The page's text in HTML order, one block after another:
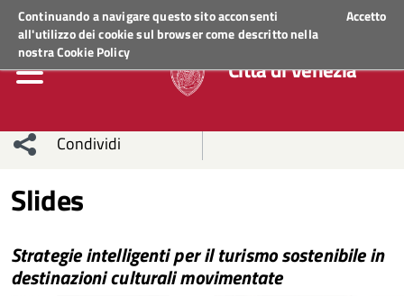
Continuando a navigare questo sito acconsenti
all'utilizzo dei cookie sul browser come descritto nella
nostraCookie Policy
Accetto
Regione Veneto ACCEDI AI SERVIZI
Città di Venezia
Condividi
network
Condividi
Facebook
su
Condividi
Slides
Strategie intelligenti per il turismo sostenibile in
destinazioni culturali movimentate